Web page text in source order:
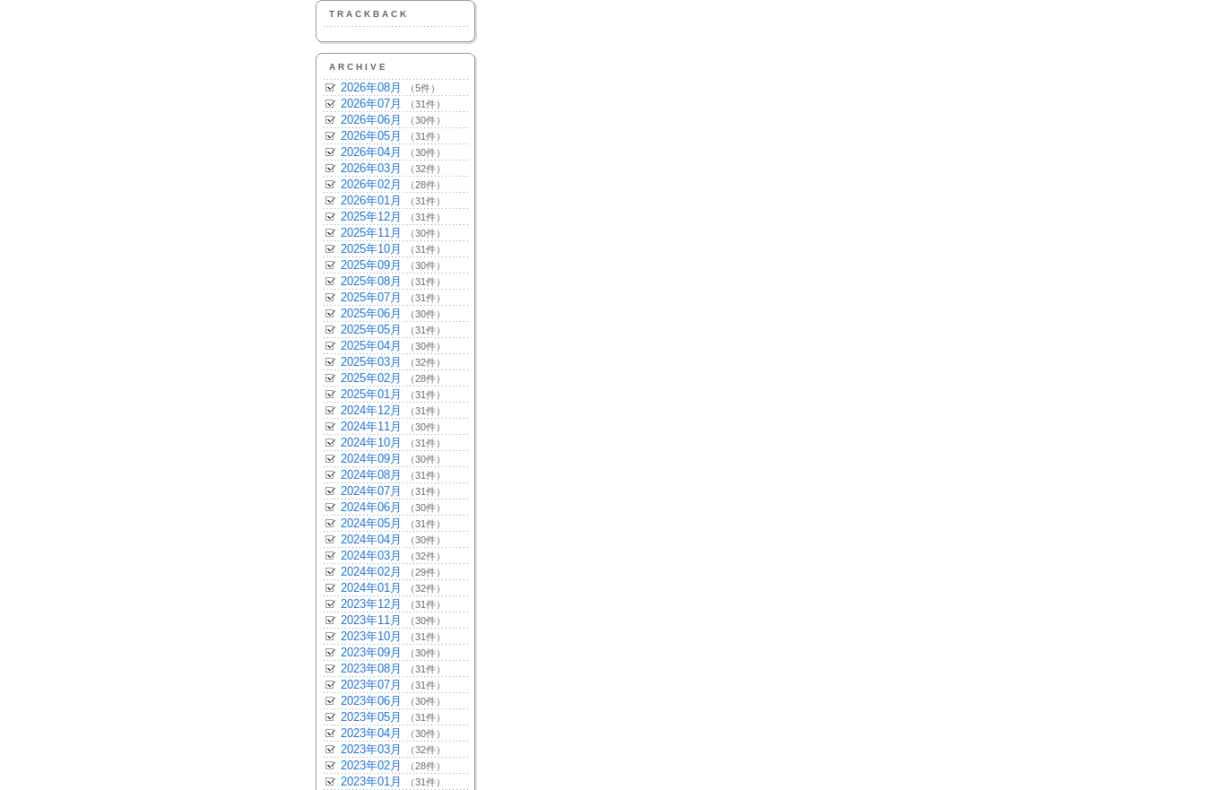
TRACKBACK
ARCHIVE
2026年08月 （5件）
2026年07月 （31件）
2026年06月 （30件）
2026年05月 （31件）
2026年04月 （30件）
2026年03月 （32件）
2026年02月 （28件）
2026年01月 （31件）
2025年12月 （31件）
2025年11月 （30件）
2025年10月 （31件）
2025年09月 （30件）
2025年08月 （31件）
2025年07月 （31件）
2025年06月 （30件）
2025年05月 （31件）
2025年04月 （30件）
2025年03月 （32件）
2025年02月 （28件）
2025年01月 （31件）
2024年12月 （31件）
2024年11月 （30件）
2024年10月 （31件）
2024年09月 （30件）
2024年08月 （31件）
2024年07月 （31件）
2024年06月 （30件）
2024年05月 （31件）
2024年04月 （30件）
2024年03月 （32件）
2024年02月 （29件）
2024年01月 （32件）
2023年12月 （31件）
2023年11月 （30件）
2023年10月 （31件）
2023年09月 （30件）
2023年08月 （31件）
2023年07月 （31件）
2023年06月 （30件）
2023年05月 （31件）
2023年04月 （30件）
2023年03月 （32件）
2023年02月 （28件）
2023年01月 （31件）